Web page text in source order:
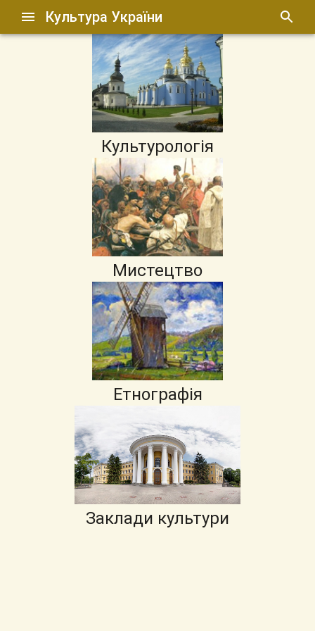
Культура України
Культурологія
Мистецтво
Етнографія
Заклади культури